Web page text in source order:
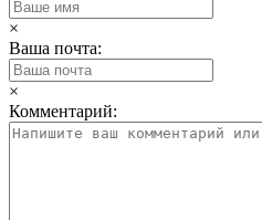
×
Ваша почта:
×
Комментарий: